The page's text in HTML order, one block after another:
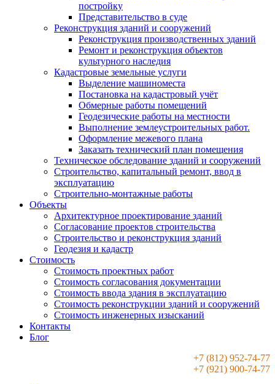
постройку
Представительство в суде
Реконструкция зданий и сооружений
Реконструкция производственных зданий
Ремонт и реконструкция объектов
культурного наследия
Кадастровые земельные услуги
Выделение машиноместа
Постановка на кадастровый учёт
Обмерные работы помещений
Геодезические работы на местности
Выполнение землеустроительных работ.
Оформление межевого плана
Заказать технический план помещения
Техническое обследование зданий и сооружений
Строительство, капитальный ремонт, ввод в
эксплуатацию
Строительно-монтажные работы
Объекты
Архитектурное проектирование зданий
Согласование проектов строительства
Строительство и реконструкция зданий
Геодезия и кадастр
Стоимость
Стоимость проектных работ
Стоимость согласования документации
Стоимость ввода здания в эксплуатацию
Стоимость реконструкции зданий и сооружений
Стоимость инженерных изысканий
Контакты
Блог
+7 (812) 952-74-77
+7 (921) 900-74-77